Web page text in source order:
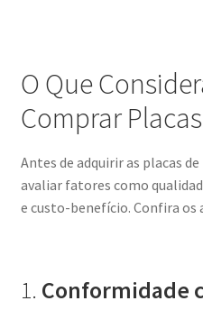
O Que
Comprar
Antes de adquirir as placas
avaliar fatores como
e custo-benefício. Confira os
1. Conformidade